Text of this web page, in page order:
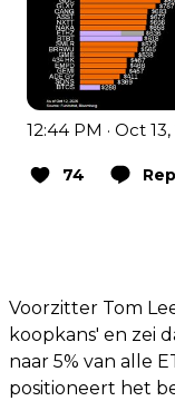
12:44 PM · Oct
74
Voorzitter Tom
koopkans' en zei
naar 5% van alle
positioneert het